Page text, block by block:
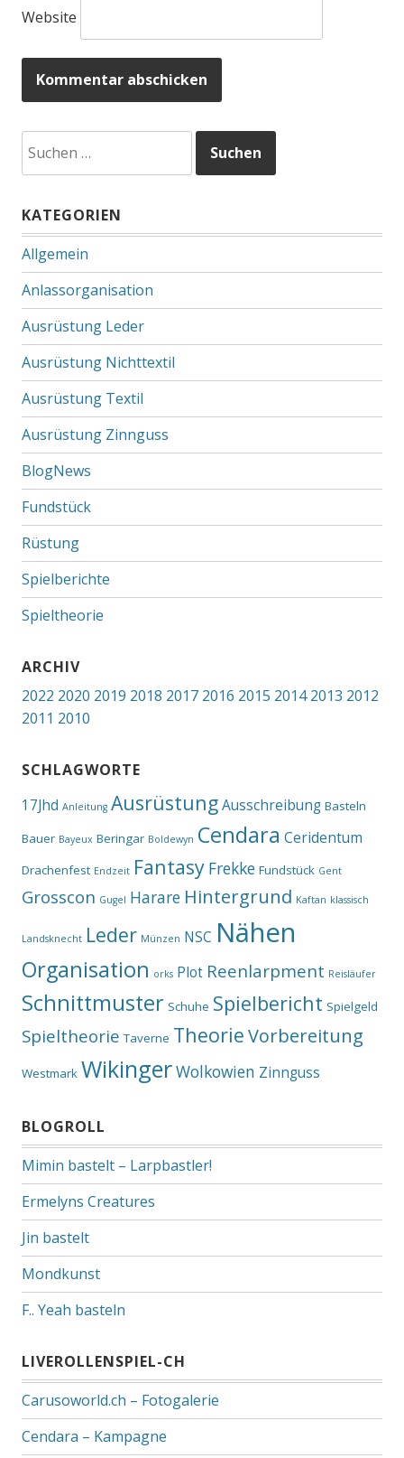
Website
nach:
KATEGORIEN
Allgemein
Anlassorganisation
Ausrüstung Leder
Ausrüstung Nichttextil
Ausrüstung Textil
Ausrüstung Zinnguss
BlogNews
Fundstück
Rüstung
Spielberichte
Spieltheorie
ARCHIV
2022 2020 2019 2018 2017 2016 2015 2014 2013 2012
2011 2010
SCHLAGWORTE
17Jhd Anleitung Ausrüstung Ausschreibung Basteln
Bauer Bayeux Beringar Boldewyn Cendara Ceridentum
Drachenfest Endzeit Fantasy Frekke Fundstück Gent
Grosscon Gugel Harare Hintergrund Kaftan klassisch
Landsknecht Leder Münzen NSC Nähen
Organisation orks Plot Reenlarpment Reisläufer
Schnittmuster Schuhe Spielbericht Spielgeld
Spieltheorie Taverne TheorieVorbereitung
Westmark WikingerWolkowien Zinnguss
BLOGROLL
Mimin bastelt – Larpbastler!
Ermelyns Creatures
Jin bastelt
Mondkunst
F.. Yeah basteln
LIVEROLLENSPIEL-CH
Carusoworld.ch – Fotogalerie
Cendara – Kampagne